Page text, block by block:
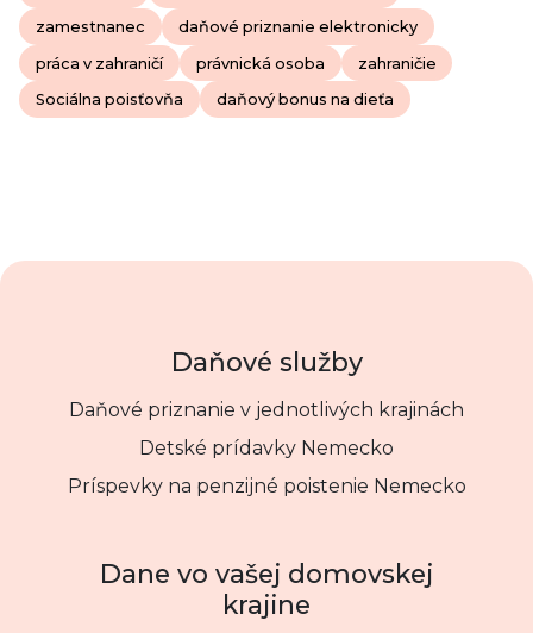
zamestnanec daňové priznanie elektronicky
práca v zahraničí právnická osoba zahraničie
Sociálna poisťovňa daňový bonus na dieťa
Daňové služby
Daňové priznanie v jednotlivých krajinách
Detské prídavky Nemecko
Príspevky na penzijné poistenie Nemecko
Dane vo vašej domovskej
krajine